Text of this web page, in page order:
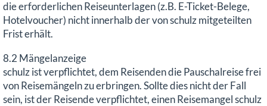
die erforderlichen Reiseunterlagen (z.B. E-Ticket-Belege,
Hotelvoucher) nicht innerhalb der von schulz mitgeteilten
Frist erhält.
8.2 Mängelanzeige
schulz ist verpflichtet, dem Reisenden die Pauschalreise frei
von Reisemängeln zu erbringen. Sollte dies nicht der Fall
sein, ist der Reisende verpflichtet, einen Reisemangel schulz